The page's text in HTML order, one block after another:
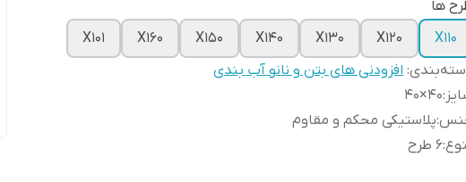
ها
X110
X120
X130
X140
X150
X160
X101
: افزودنی های بتن و نانو آب بندی
:
40×40
:پلاستیکی محکم و مقاوم
:6 طرح